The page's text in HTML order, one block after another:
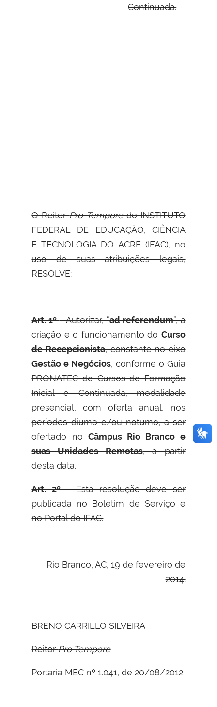
Continuada.
O ReitorPro Temporedo INSTITUTO
FEDERAL DE EDUCAÇÃO, CIÊNCIA
ETECNOLOGIA DO ACRE (IFAC), no
uso de suas atribuições legais,
RESOLVE:
Art. 1º- Autorizar, “ad referendum”, a
criação e o funcionamento doCurso
de Recepcionista, constante no eixo
Gestão e Negócios, conforme o Guia
PRONATEC de Cursos de Formação
Inicial e Continuada, modalidade
presencial, com oferta anual, nos
períodos diurno e/ou noturno, a ser
ofertado noCâmpus Rio Branco e
suas Unidades Remotas, a partir
desta data.
Art. 2º- Esta resolução deve ser
publicada no Boletim de Serviço e
no Portal do IFAC.
Rio Branco, AC, 19 de fevereiro de
2014.
BRENOCARRILLOSILVEIRA
ReitorPro Tempore
Portaria MEC nº 1.041, de 20/08/2012